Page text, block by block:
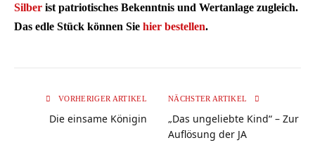
Silber ist patriotisches Bekenntnis und Wertanlage zugleich.
Das edle Stück können Sie hier bestellen.
VORHERIGER ARTIKEL
Die einsame Königin
NÄCHSTER ARTIKEL
„Das ungeliebte Kind“ – Zur
Auflösung der JA